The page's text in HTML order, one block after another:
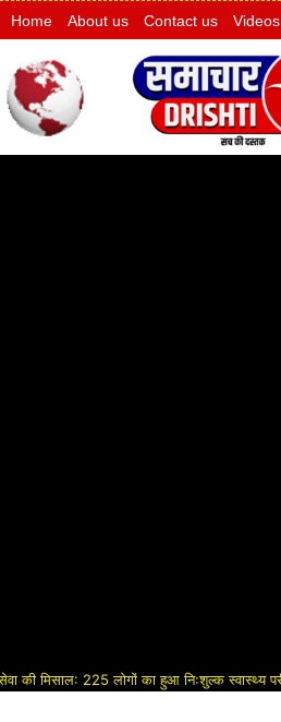
Home About us Contact us Videos
225 लोगों का हुआ निःशुल्क स्वास्थ्य परीक्षण